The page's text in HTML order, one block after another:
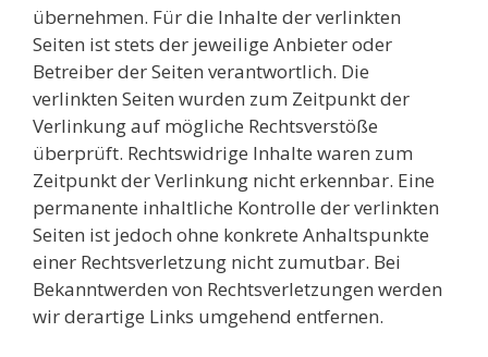
übernehmen. Für die Inhalte der verlinkten
Seiten ist stets der jeweilige Anbieter oder
Betreiber der Seiten verantwortlich. Die
verlinkten Seiten wurden zum Zeitpunkt der
Verlinkung auf mögliche Rechtsverstöße
überprüft. Rechtswidrige Inhalte waren zum
Zeitpunkt der Verlinkung nicht erkennbar. Eine
permanente inhaltliche Kontrolle der verlinkten
Seiten ist jedoch ohne konkrete Anhaltspunkte
einer Rechtsverletzung nicht zumutbar. Bei
Bekanntwerden von Rechtsverletzungen werden
wir derartige Links umgehend entfernen.